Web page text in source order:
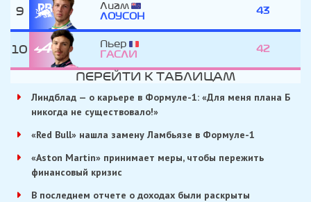
9
Лиам
ЛОУСОН
43
10
Пьер
ГАСЛИ
42
ПЕРЕЙТИ К ТАБЛИЦАМ
Линдблад — о карьере в Формуле-1: «Для меня плана Б
никогда не существовало!»
«Red Bull» нашла замену Ламбьязе в Формуле-1
«Aston Martin» принимает меры, чтобы пережить
финансовый кризис
В последнем отчете о доходах были раскрыты